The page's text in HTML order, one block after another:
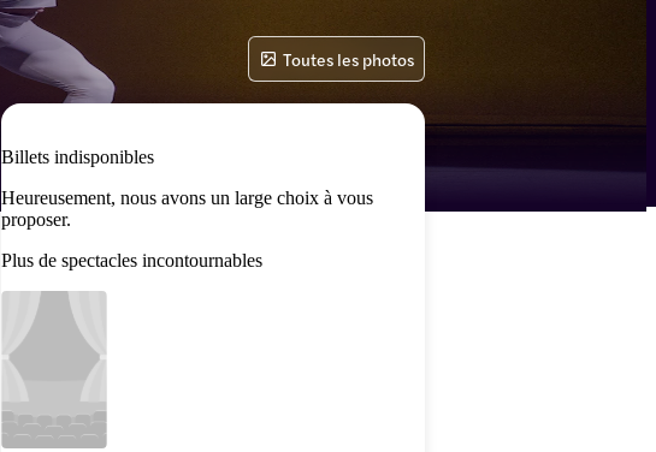
Toutes les photos
Billets indisponibles
Heureusement, nous avons un large choix à vous
proposer.
Plus de spectacles incontournables